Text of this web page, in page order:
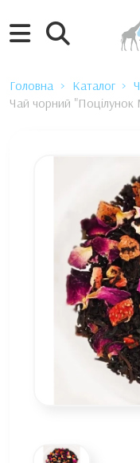
Головна Каталог
Чай чорний "Поцілунок